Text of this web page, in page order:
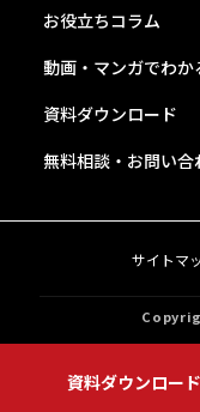
お役立ちコラム
動画・マンガでわか
資料ダウンロード
無料相談・お問い合
サイトマ
資料ダウンロード